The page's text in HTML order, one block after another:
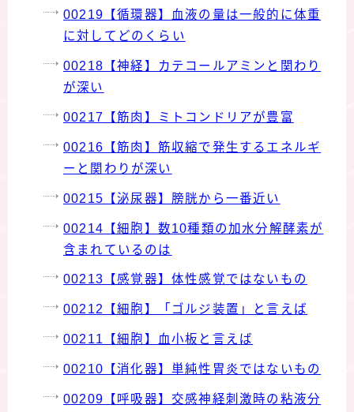
00219【循環器】血液の量は一般的に体重
に対してどのくらい
00218【神経】カテコールアミンと関わり
が深い
00217【筋肉】ミトコンドリアが豊富
00216【筋肉】筋収縮で発生するエネルギ
ーと関わりが深い
00215【泌尿器】膀胱から一番近い
00214【細胞】数10種類の加水分解酵素が
含まれているのは
00213【感覚器】体性感覚ではないもの
00212【細胞】「ゴルジ装置」と言えば
00211【細胞】血小板と言えば
00210【消化器】単純性胃炎ではないもの
00209【呼吸器】交感神経刺激時の粘液分